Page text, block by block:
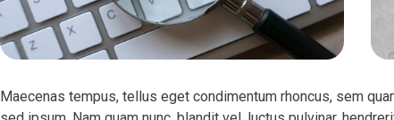
Maecenas tempus, tellus eget condimentum rhoncus, sem